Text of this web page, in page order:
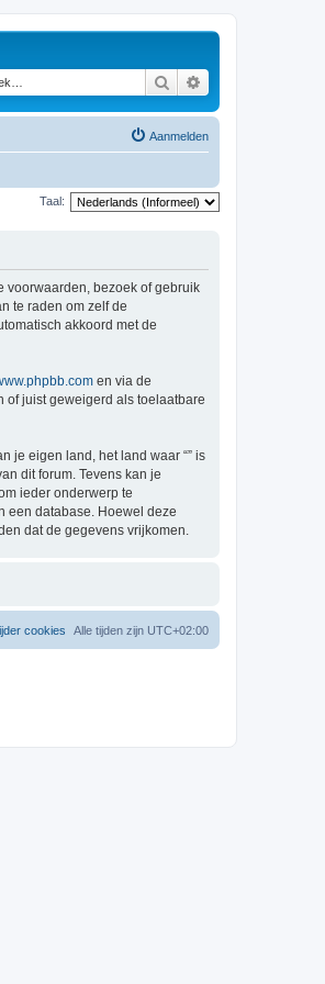
Zoek
Aanmelden
Taal:
voorwaarden, bezoek of gebruik
te raden om zelf de
akkoord met de
en via de
of juist geweigerd als toelaatbare
je eigen land, het land waar “” is
dit forum. Tevens kan je
ieder onderwerp te
een database. Hoewel deze
dat de gegevens vrijkomen.
Alle tijden zijn UTC+02:00
cookies